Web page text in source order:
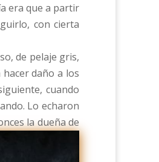
era que a partir
con cierta
de pelaje gris,
daño a los
cuando
Lo echaron
la dueña de